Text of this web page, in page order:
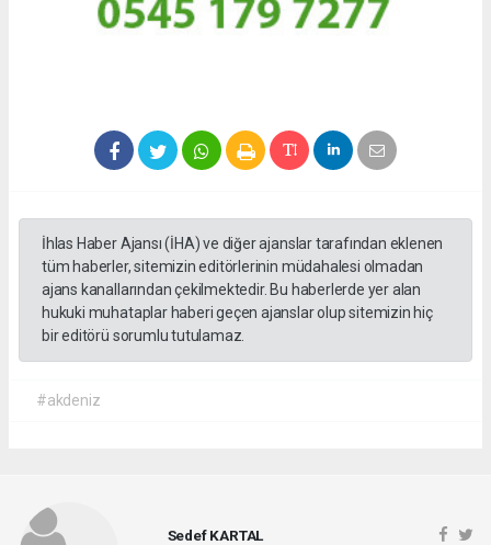
İhlas Haber Ajansı (İHA) ve diğer ajanslar tarafından eklenen
tüm haberler, sitemizin editörlerinin müdahalesi olmadan
ajans kanallarından çekilmektedir. Bu haberlerde yer alan
hukuki muhataplar haberi geçen ajanslar olup sitemizin hiç
bir editörü sorumlu tutulamaz.
#akdeniz
Sedef KARTAL